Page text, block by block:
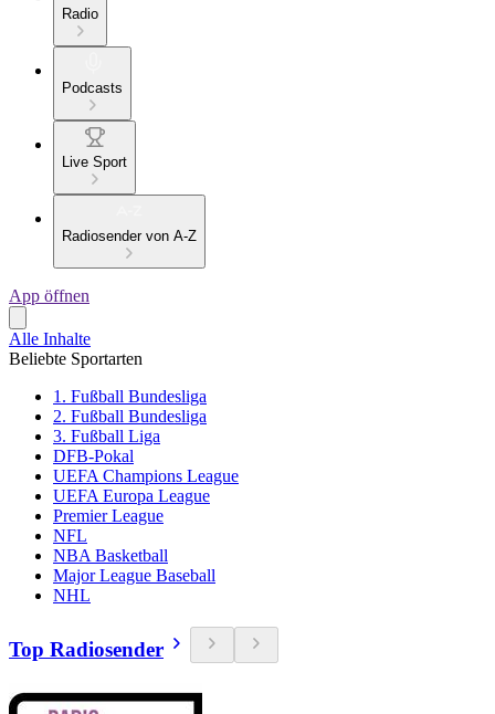
Radio
Podcasts
Live Sport
Radiosender von A-Z
App öffnen
Alle Inhalte
Beliebte Sportarten
1. Fußball Bundesliga
2. Fußball Bundesliga
3. Fußball Liga
DFB-Pokal
UEFA Champions League
UEFA Europa League
Premier League
NFL
NBA Basketball
Major League Baseball
NHL
Top Radiosender